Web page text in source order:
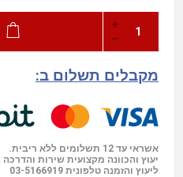
מקבלים תשלום ב:
אשראי עד 12 תשלומים ללא ריבית.
יעוץ והכוונה מקצועית שירות
ליעוץ והזמנה טלפונית 03-5166919